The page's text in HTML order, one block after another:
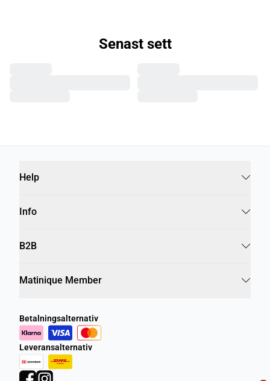
Senast sett
Help
Info
B2B
Matinique Member
Betalningsalternativ
Leveransalternativ